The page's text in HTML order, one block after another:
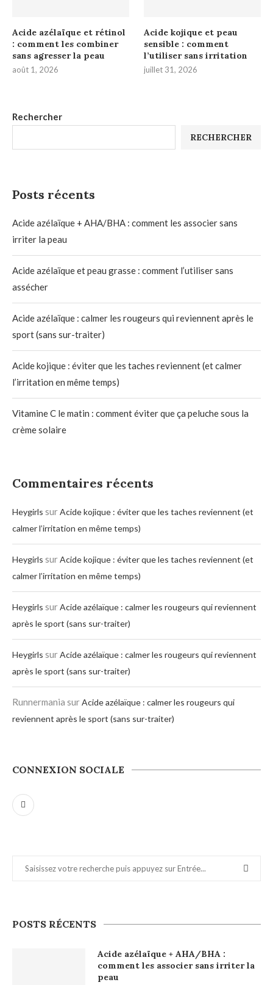
Rechercher
RECHERCHER
Posts récents
Acide azélaïque + AHA/BHA : comment les associer sans
irriter la peau
Acide azélaïque et peau grasse : comment l’utiliser sans
assécher
Acide azélaïque : calmer les rougeurs qui reviennent après le
sport (sans sur-traiter)
Acide kojique : éviter que les taches reviennent (et calmer
l’irritation en même temps)
Vitamine C le matin : comment éviter que ça peluche sous la
crème solaire
Commentaires récents
Heygirls surAcide kojique : éviter que les taches reviennent (et
calmer l’irritation en même temps)
Heygirls surAcide kojique : éviter que les taches reviennent (et
calmer l’irritation en même temps)
Heygirls surAcide azélaïque : calmer les rougeurs qui reviennent
après le sport (sans sur-traiter)
Heygirls surAcide azélaïque : calmer les rougeurs qui reviennent
après le sport (sans sur-traiter)
Runnermania surAcide azélaïque : calmer les rougeurs qui
reviennent après le sport (sans sur-traiter)
CONNEXION SOCIALE
POSTS RÉCENTS
Acide azélaïque + AHA/BHA :
comment les associer sans irriter la
peau
Acide azélaïque et rétinol
: comment les combiner
sans agresser la peau
août 1, 2026
Acide kojique et peau
sensible : comment
l’utiliser sans irritation
juillet 31, 2026